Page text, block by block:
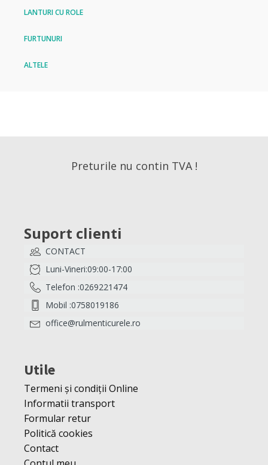
LANTURI CU ROLE
FURTUNURI
ALTELE
Preturile nu contin TVA !
Suport clienti
CONTACT
Luni-Vineri:09:00-17:00
Telefon :0269221474
Mobil :0758019186
office@rulmenticurele.ro
Utile
Termeni și condiții Online
Informatii transport
Formular retur
Politică cookies
Contact